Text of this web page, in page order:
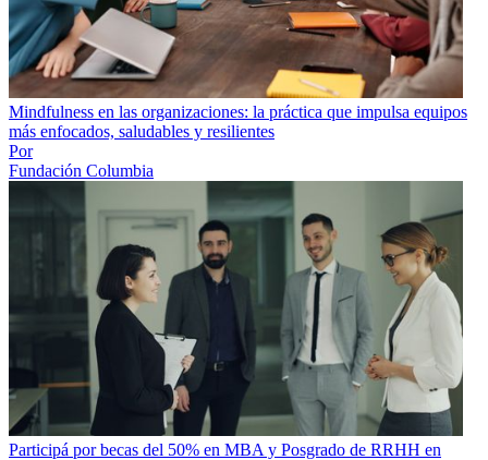
Mindfulness en las organizaciones: la práctica que impulsa equipos
más enfocados, saludables y resilientes
Por
Fundación Columbia
Participá por becas del 50% en MBA y Posgrado de RRHH en